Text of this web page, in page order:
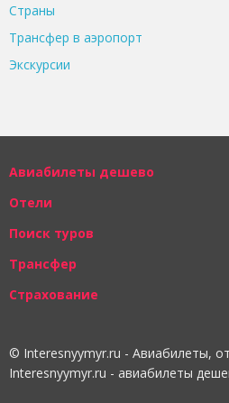
Страны
Трансфер в аэропорт
Экскурсии
Авиабилеты дешево
Отели
Поиск туров
Трансфер
Страхование
© Interesnyymyr.ru - Авиабилеты,
Interesnyymyr.ru - авиабилеты